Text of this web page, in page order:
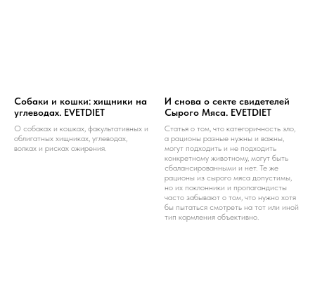
Собаки и кошки: хищники на
углеводах. EVETDIET
О собаках и кошках, факультативных и
облигатных хищниках, углеводах,
волках и рисках ожирения.
И снова о секте свидетелей
Сырого Мяса. EVETDIET
Статья о том, что категоричность зло,
а рационы разные нужны и важны,
могут подходить и не подходить
конкретному животному, могут быть
сбалансированными и нет. Те же
рационы из сырого мяса допустимы,
но их поклонники и пропагандисты
часто забывают о том, что нужно хотя
бы пытаться смотреть на тот или иной
тип кормления объективно.